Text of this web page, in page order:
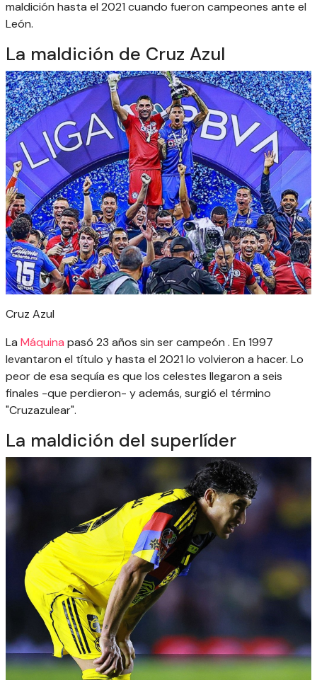
maldición hasta el 2021 cuando fueron campeones ante el
León.
La maldición de Cruz Azul
Cruz Azul
La Máquina pasó 23 años sin ser campeón . En 1997
levantaron el título y hasta el 2021 lo volvieron a hacer. Lo
peor de esa sequía es que los celestes llegaron a seis
finales -que perdieron- y además, surgió el término
"Cruzazulear".
La maldición del superlíder